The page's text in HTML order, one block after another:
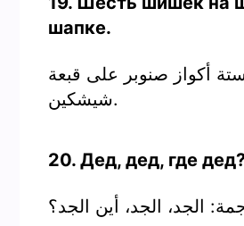
шапке.
أكواز صنوبر على قبعة
شيشكين.
20. Дед, дед, где
الجد، الجد، أين الجد؟